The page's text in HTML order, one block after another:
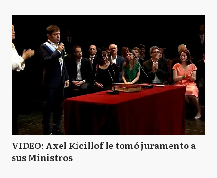
VIDEO: Axel Kicillof le tomó juramento a
sus Ministros